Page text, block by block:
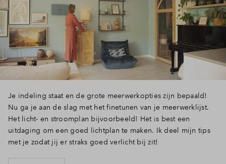
Je indeling staat en de grote meerwerkopties zijn bepaald!
Nu ga je aan de slag met het finetunen van je meerwerklijst.
Het licht- en stroomplan bijvoorbeeld! Het is best een
uitdaging om een goed lichtplan te maken. Ik deel mijn tips
met je zodat jij er straks goed verlicht bij zit!